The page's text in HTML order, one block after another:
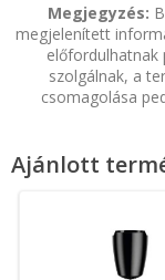
Megjegyzés:
megjelenített
előfordulhatnak
szolgálnak, a
csomagolása
Ajánlott